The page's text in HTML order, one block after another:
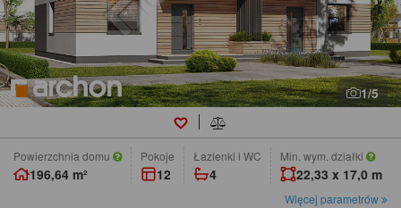
1/5
Powierzchnia domu
196,64 m²
pokoje
12
łazienki i WC
4
Min. wym. działki
22,33 x 17,0 m
Więcej parametrów